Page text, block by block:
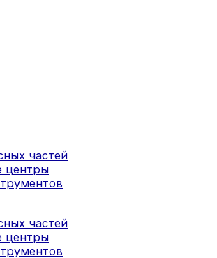
частей
центры
частей
центры